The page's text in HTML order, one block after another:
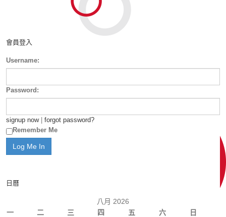
會員登入
Username:
Password:
signup now| forgot password?
Remember Me
日曆
八月 2026
一
二 三 四 五 六 日